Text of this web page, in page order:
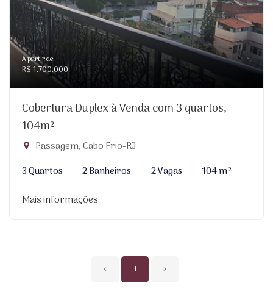
A partir de:
R$ 1.700.000
Cobertura Duplex à Venda com 3 quartos,
104m²
Passagem, Cabo Frio-RJ
3 Quartos
2 Banheiros 2 Vagas
104 m²
Mais informações
‹ 1 ›